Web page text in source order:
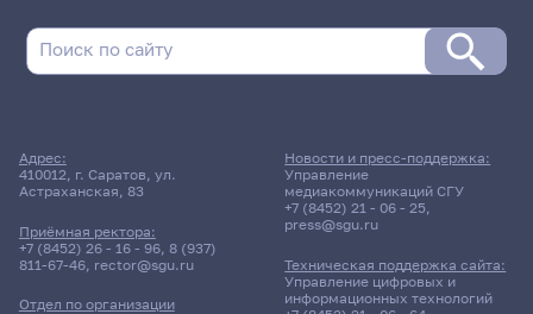
Адрес:
410012, г. Саратов, ул.
Астраханская, 83
Приёмная ректора:
+7 (8452) 26 - 16 - 96, 8 (937)
811-67-46, rector@sgu.ru
Отдел по организации
Новости и пресс-поддержка:
Управление
медиакоммуникаций СГУ
+7 (8452) 21 - 06 - 25,
press@sgu.ru
Техническая поддержка сайта:
Управление цифровых и
информационных технологий